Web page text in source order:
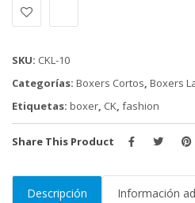
LARGO
(CKL-
cantidad
SKU: CKL-10
Categorías: Boxers Cortos, Boxers
Etiquetas: boxer, CK, fashion
Share This Product
Descripción Información